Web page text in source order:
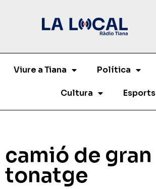
Viure a Tiana Política
Cultura Esports
camió de gran
tonatge